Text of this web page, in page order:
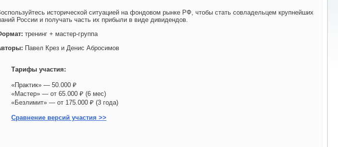
исторической ситуацией на фондовом рынке РФ, чтобы стать совладельцем крупнейших
России и получать часть их прибыли в виде дивидендов.
тренинг + мастер-группа
Павел Крез и Денис Абросимов
Тарифы участия:
«Практик» — 50.000 ₽
«Мастер» — от 65.000 ₽ (6 мес)
«Безлимит» — от 175.000 ₽ (3 года)
Сравнение версий участия >>